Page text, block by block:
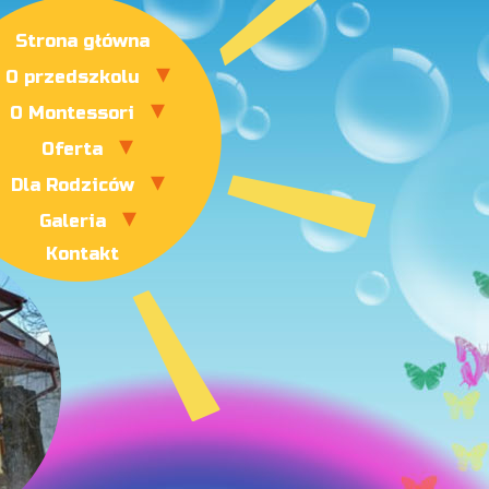
Strona główna
O przedszkolu
O Montessori
Oferta
Dla Rodziców
Galeria
Kontakt